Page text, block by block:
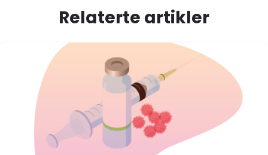
Relaterte artikler